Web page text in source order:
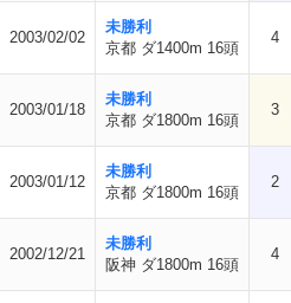
2003/02/02
未勝利
京都 ダ1400m 16頭
4
2003/01/18
未勝利
京都 ダ1800m 16頭
3
2003/01/12
未勝利
京都 ダ1800m 16頭
2
2002/12/21
未勝利
阪神 ダ1800m 16頭
4